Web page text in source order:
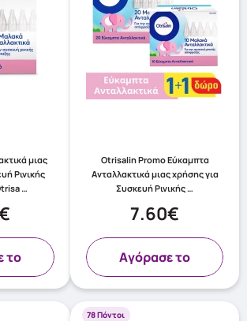
μιας
Ρινικής
…
το
Otrisalin Promo Εύκαμπτα
Ανταλλακτικά μιας χρήσης για
Συσκευή Ρινικής …
7.60€
Aγόρασε το
78 Πόντοι